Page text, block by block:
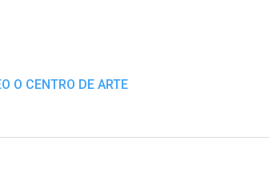
O CENTRO DE ARTE